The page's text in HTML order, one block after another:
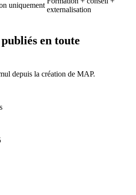
uniquement
externalisation
en toute
depuis la création de MAP.